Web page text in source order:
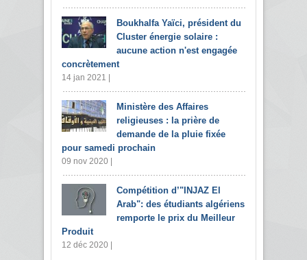
Boukhalfa Yaïci, président du
Cluster énergie solaire :
aucune action n'est engagée
concrètement
14 jan 2021 |
Ministère des Affaires
religieuses : la prière de
demande de la pluie fixée
pour samedi prochain
09 nov 2020 |
Compétition d’"INJAZ El
Arab": des étudiants algériens
remporte le prix du Meilleur
Produit
12 déc 2020 |